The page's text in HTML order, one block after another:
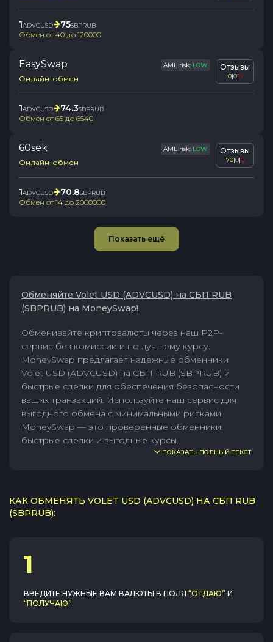
1ADVCUSD 75SBPRUB
Обмен от40 до 120000
EasySwap AML risk: LOW
Онлайн-обмен
Отзывы
0|0|0
1ADVCUSD 74.3SBPRUB
Обмен от65 до 6540
60sek AML risk: LOW
Онлайн-обмен
Отзывы
70|0|0
1ADVCUSD 70.8SBPRUB
Обмен от14 до 2000000
Показать ещё
Обменяйте Volet USD (ADVCUSD) на СБП RUB
(SBPRUB) на MoneySwap!
Обменивайте криптовалюты через наш P2P-
сервис без комиссии и по лучшему курсу.
MoneySwap предлагает надежные обменники
Volet USD (ADVCUSD) на СБП RUB (SBPRUB) и
быстрые сделки для обеспечения безопасности
ваших транзакций. Используйте наш сервис для
выгодного обмена с минимальными рисками.
MoneySwap — это проверенные обменники,
быстрые сделки и выгодные курсы.
ПОКАЗАТЬ ПОЛНЫЙ ТЕКСТ
КАК ОБМЕНЯТЬ VOLET USD (ADVCUSD) НА СБП RUB
(SBPRUB):
1
ВВЕДИТЕ НУЖНЫЕ ВАМ ВАЛЮТЫ В ПОЛЯ “ОТДАЮ” И
“ПОЛУЧАЮ”.